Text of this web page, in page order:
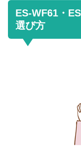
ES-WF61・
選び方